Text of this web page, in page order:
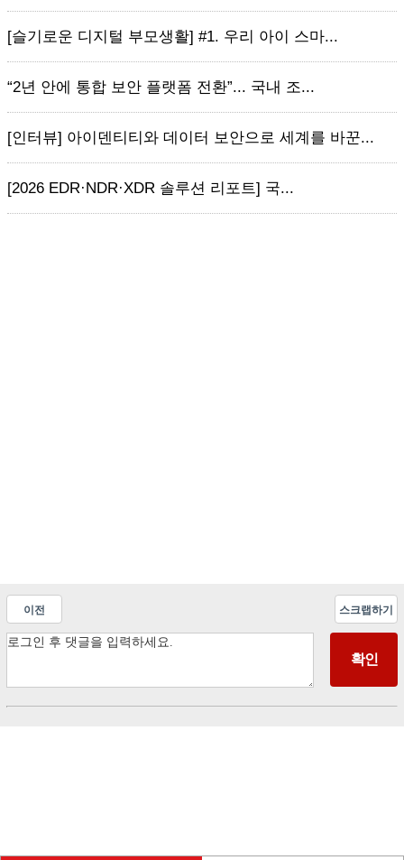
[슬기로운 디지털 부모생활] #1. 우리 아이 스마...
“2년 안에 통합 보안 플랫폼 전환”... 국내 조...
[인터뷰] 아이덴티티와 데이터 보안으로 세계를 바꾼...
[2026 EDR·NDR·XDR 솔루션 리포트] 국...
이전 스크랩하기